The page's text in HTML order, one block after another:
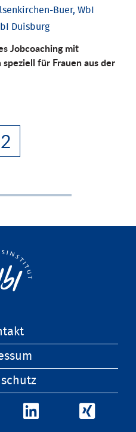
Buer, WbI
Duisburg
Jobcoaching mit
für Frauen aus der
2